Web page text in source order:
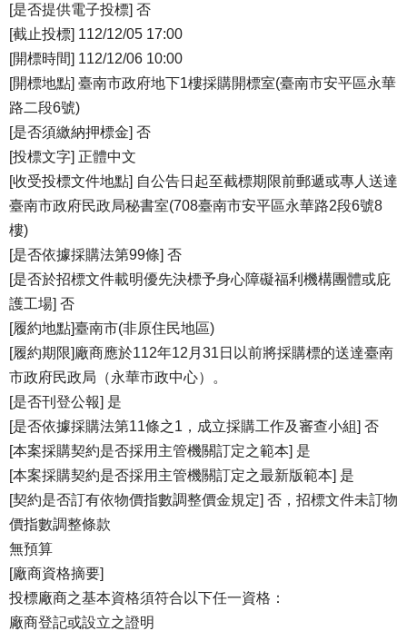
[是否提供電子投標] 否
[截止投標] 112/12/05 17:00
[開標時間] 112/12/06 10:00
[開標地點] 臺南市政府地下1樓採購開標室(臺南市安平區永華
路二段6號)
[是否須繳納押標金] 否
[投標文字] 正體中文
[收受投標文件地點] 自公告日起至截標期限前郵遞或專人送達
臺南市政府民政局秘書室(708臺南市安平區永華路2段6號8
樓)
[是否依據採購法第99條] 否
[是否於招標文件載明優先決標予身心障礙福利機構團體或庇
護工場] 否
[履約地點]臺南市(非原住民地區)
[履約期限]廠商應於112年12月31日以前將採購標的送達臺南
市政府民政局（永華市政中心）。
[是否刊登公報] 是
[是否依據採購法第11條之1，成立採購工作及審查小組] 否
[本案採購契約是否採用主管機關訂定之範本] 是
[本案採購契約是否採用主管機關訂定之最新版範本] 是
[契約是否訂有依物價指數調整價金規定] 否，招標文件未訂物
價指數調整條款
無預算
[廠商資格摘要]
投標廠商之基本資格須符合以下任一資格：
廠商登記或設立之證明